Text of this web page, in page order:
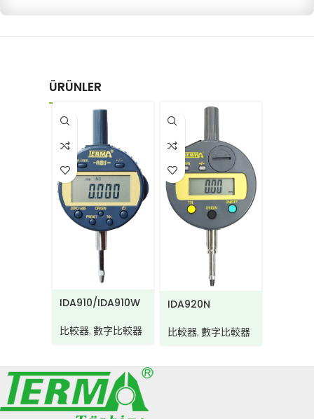
ÜRÜNLER
IDA910/IDA910W
比較器, 數字比較器
IDA920N
比較器, 數字比較器